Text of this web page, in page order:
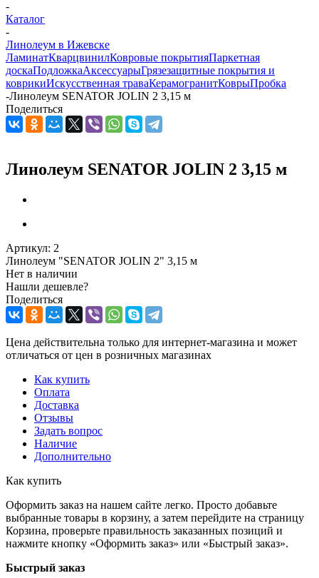
-
Каталог
-
Линолеум в Ижевске
ЛаминатКварцвинилКовровые покрытияПаркетная
доскаПодложкаАксессуарыГрязезащитные покрытия и
коврикиИскусственная траваКерамогранитКоврыПробка
-Линолеум SENATOR JOLIN 2 3,15 м
Поделиться
Линолеум SENATOR JOLIN 2 3,15 м
Артикул: 2
Линолеум "SENATOR JOLIN 2" 3,15 м
Нет в наличии
Нашли дешевле?
Поделиться
Цена действительна только для интернет-магазина и может
отличаться от цен в розничных магазинах
Как купить
Оплата
Доставка
Отзывы
Задать вопрос
Наличие
Дополнительно
Как купить
Оформить заказ на нашем сайте легко. Просто добавьте
выбранные товары в корзину, а затем перейдите на страницу
Корзина, проверьте правильность заказанных позиций и
нажмите кнопку «Оформить заказ» или «Быстрый заказ».
Быстрый заказ